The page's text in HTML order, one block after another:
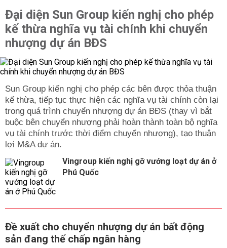
Đại diện Sun Group kiến nghị cho phép
kế thừa nghĩa vụ tài chính khi chuyển
nhượng dự án BĐS
Sun Group kiến nghị cho phép các bên được thỏa thuận
kế thừa, tiếp tục thực hiện các nghĩa vụ tài chính còn lại
trong quá trình chuyển nhượng dự án BĐS (thay vì bắt
buộc bên chuyển nhượng phải hoàn thành toàn bộ nghĩa
vụ tài chính trước thời điểm chuyển nhượng), tạo thuận
lợi M&A dự án.
Vingroup kiến nghị gỡ vướng loạt dự án ở
Phú Quốc
Đề xuất cho chuyển nhượng dự án bất động
sản đang thế chấp ngân hàng